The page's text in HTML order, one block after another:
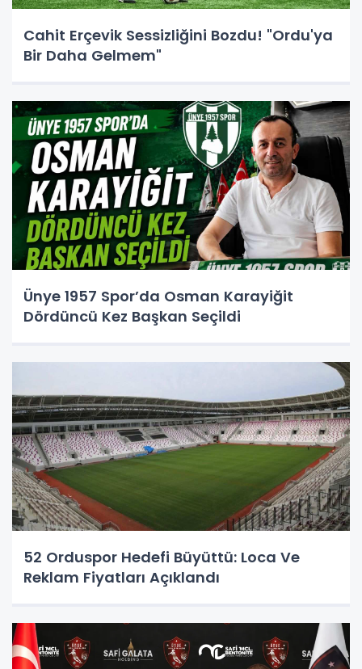
Cahit Erçevik Sessizliğini Bozdu! "Ordu'ya
Bir Daha Gelmem"
Ünye 1957 Spor’da Osman Karayiğit
Dördüncü Kez Başkan Seçildi
52 Orduspor Hedefi Büyüttü: Loca Ve
Reklam Fiyatları Açıklandı